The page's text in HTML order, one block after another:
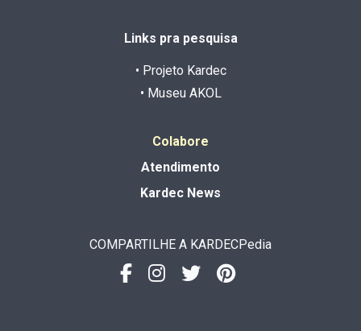
Links pra pesquisa
• Projeto Kardec
• Museu AKOL
Colabore
Atendimento
Kardec News
COMPARTILHE A KARDECPedia